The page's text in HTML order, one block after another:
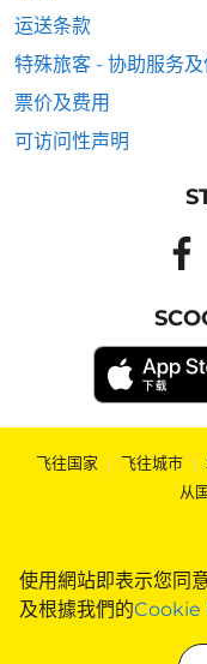
使用網站即表示您同
及根據我們的Cookie
运送条款
特殊旅客 - 协助服务及
票价及费用
可访问性声明
飞往国家 | 飞往城市 |
从